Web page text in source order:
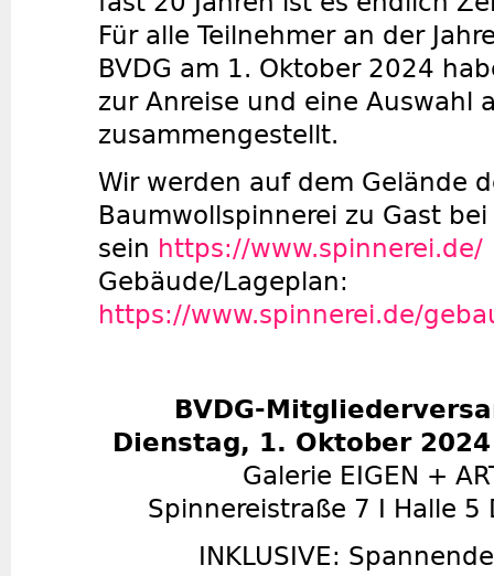
Für alle Teilnehmer an der
BVDG am 1. Oktober 2024
zur Anreise und eine Auswahl
zusammengestellt.
Wir werden auf dem Gelände
Baumwollspinnerei zu Gast
sein https://www.spinnerei.de/
Gebäude/Lageplan:
https://www.spinnerei.de/
BVDG-
Dienstag, 1. Oktober
Galerie EIGEN +
Spinnereistraße 7 I Halle 5
INKLUSIVE: